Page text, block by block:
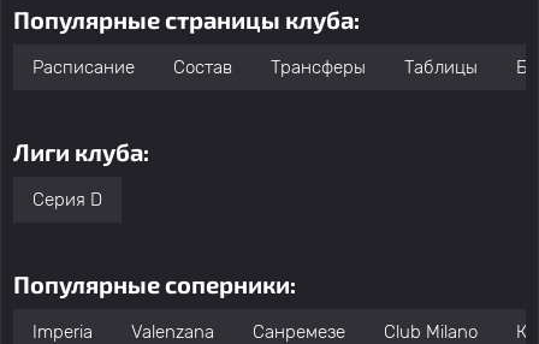
Популярные страницы клуба:
Расписание Состав Трансферы Таблицы
Лиги клуба:
Серия D
Популярные соперники:
Imperia Valenzana Санремезе Club Milano